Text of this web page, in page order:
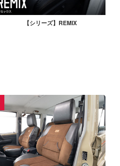
【シリーズ】REMIX